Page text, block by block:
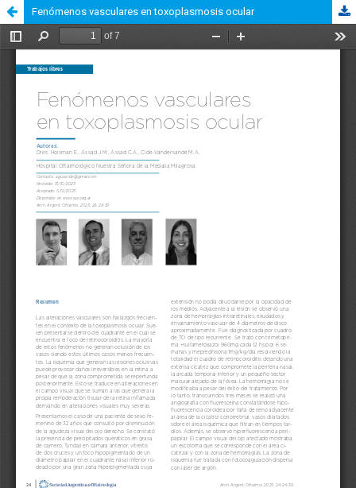
Fenómenos vasculares en toxoplasmosis ocular